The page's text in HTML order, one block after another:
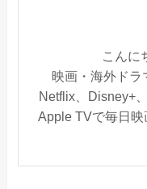
こんに
映画・海外ドラ
Netflix、Disney+
Apple TVで毎日